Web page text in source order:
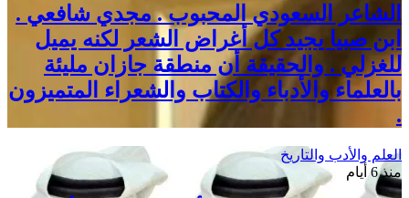
الشاعر السعودي المحبوب . مجدي شافعي .
ابن صبيا يجيد كل أغراض الشعر لكنه يميل
للغزلي . والحقيقة أن منطقة جازان مليئة
بالعلماء والأدباء والكتاب والشعراء المتميزون
.
العلم والأدب والتاريخ
منذ 6 أيام